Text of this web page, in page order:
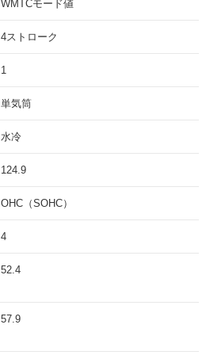
WMTCモード値
4ストローク
1
単気筒
水冷
124.9
OHC（SOHC）
4
52.4
57.9